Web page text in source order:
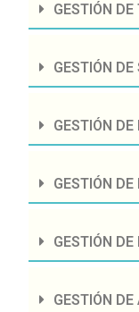
GESTIÓN
GESTIÓN
GESTIÓN
GESTIÓN
GESTIÓN
GESTIÓN